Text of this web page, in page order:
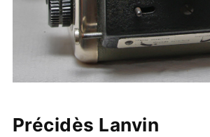
Précidès Lanvin